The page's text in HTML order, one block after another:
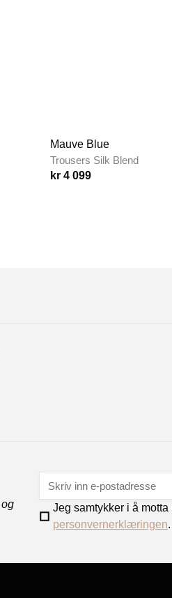
Mauve Blue
Trousers Silk Blend
kr 4 099
og
Jeg samtykker i å
personvernerklæringen.